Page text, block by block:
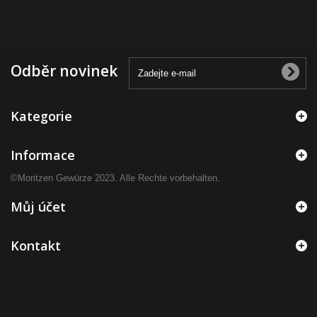
Odběr novinek
Kategorie
Informace
©Moritzen Gewürze 2023. Alle Rechte vorbehalten.
Můj účet
Kontakt